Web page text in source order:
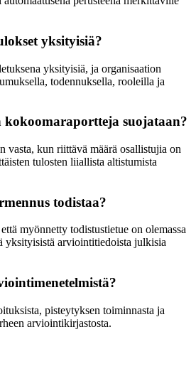
yksityisiä?
yksityisiä, ja organisaation
todennuksella, rooleilla ja
suojataan?
vasta, kun riittävä määrä osallistujia on
tulosten liiallista altistumista
todistaa?
myönnetty todistustietue on olemassa
yksityisistä arviointitiedoista julkisia
pisteytyksen toiminnasta ja
arviointikirjastosta.